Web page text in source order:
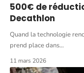
500€ de
Decathlon
Quand la technologie
prend place dans…
11 mars 2026